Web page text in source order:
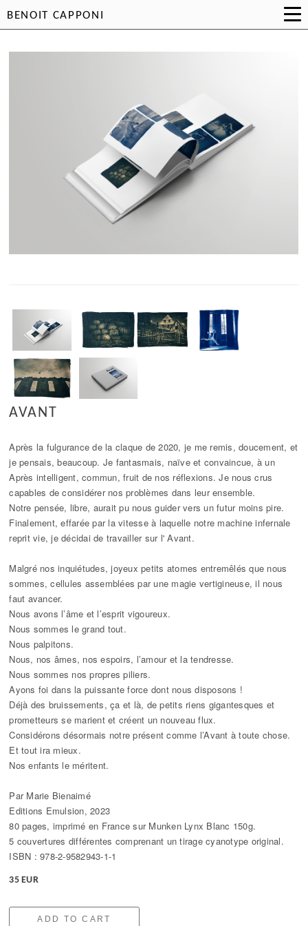
BENOIT CAPPONI
AVANT
Après la fulgurance de la claque de 2020, je me remis, doucement, et
je pensais, beaucoup. Je fantasmais, naïve et convaincue, à un
Après intelligent, commun, fruit de nos réflexions. Je nous crus
capables de considérer nos problèmes dans leur ensemble.
Notre pensée, libre, aurait pu nous guider vers un futur moins pire.
Finalement, effarée par la vitesse à laquelle notre machine infernale
reprit vie, je décidai de travailler sur l' Avant.
Malgré nos inquiétudes, joyeux petits atomes entremêlés que nous
sommes, cellules assemblées par une magie vertigineuse, il nous
faut avancer.
Nous avons l’âme et l’esprit vigoureux.
Nous sommes le grand tout.
Nous palpitons.
Nous, nos âmes, nos espoirs, l’amour et la tendresse.
Nous sommes nos propres piliers.
Ayons foi dans la puissante force dont nous disposons !
Déjà des bruissements, ça et là, de petits riens gigantesques et
prometteurs se marient et créent un nouveau flux.
Considérons désormais notre présent comme l’Avant à toute chose.
Et tout ira mieux.
Nos enfants le méritent.
Par Marie Bienaimé
Editions Emulsion, 2023
80 pages, imprimé en France sur Munken Lynx Blanc 150g.
5 couvertures différentes comprenant un tirage cyanotype original.
ISBN : 978-2-9582943-1-1
35 EUR
ADD TO CART